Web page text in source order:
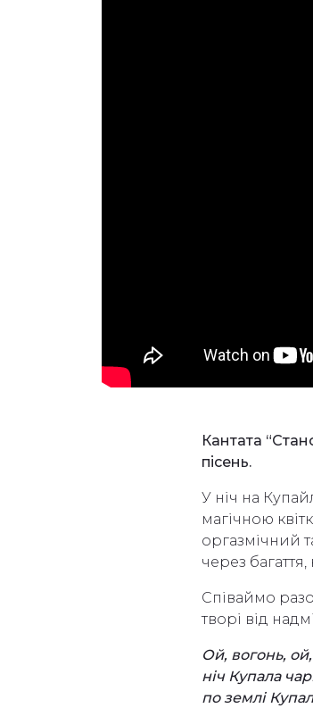
Кантата
пісень.
У ніч на
магічною
оргазмічний
через
Співаймо
творі від
Ой, вогонь,
ніч Купала
по землі